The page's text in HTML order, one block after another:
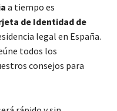
a tiempo es
de Identidad de
legal en España.
todos los
consejos para